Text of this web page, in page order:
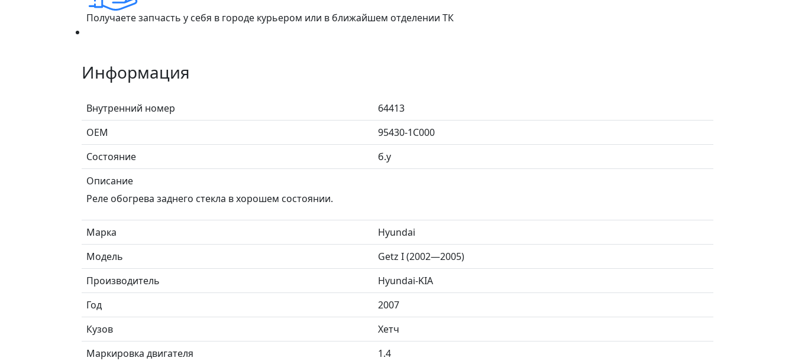
Получаете запчасть у себя в городе курьером или в ближайшем отделении ТК
Информация
Внутренний номер
64413
ОЕМ
95430-1C000
Состояние
б.у
Описание
Реле обогрева заднего стекла в хорошем состоянии.
Марка
Hyundai
Модель
Getz I (2002—2005)
Производитель
Hyundai-KIA
Год
2007
Кузов
Хетч
Маркировка двигателя
1.4